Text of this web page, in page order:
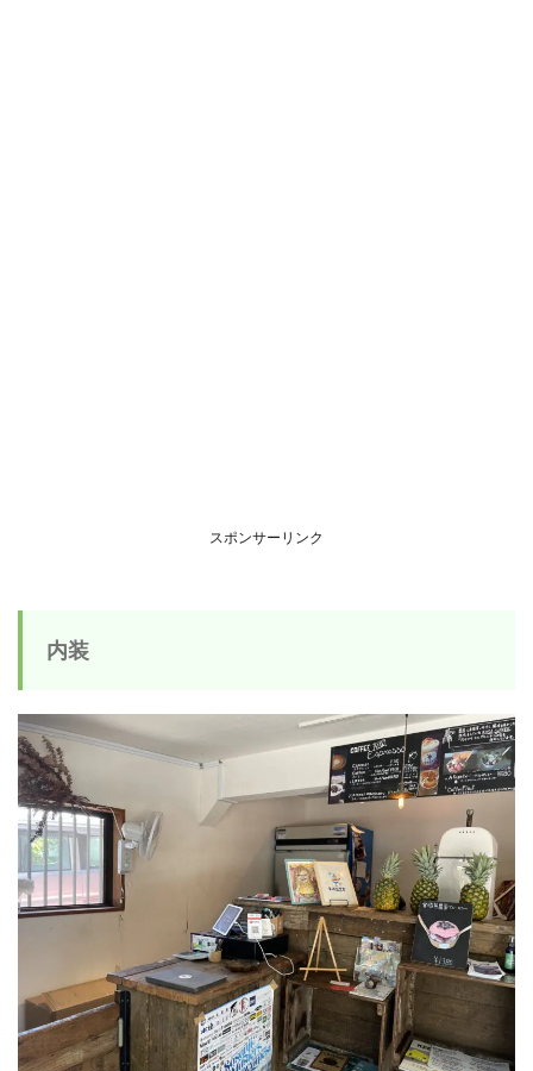
スポンサーリンク
内装